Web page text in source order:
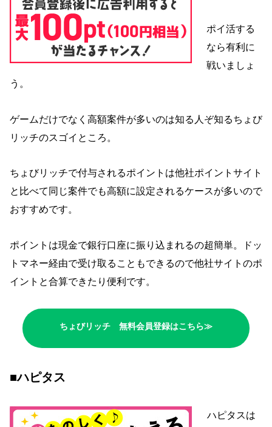
ポイ活する
なら有利に
戦いましょ
う。
ゲームだけでなく高額案件が多いのは知る人ぞ知るちょび
リッチのスゴイところ。
ちょびリッチで付与されるポイントは他社ポイントサイト
と比べて同じ案件でも高額に設定されるケースが多いので
おすすめです。
ポイントは現金で銀行口座に振り込まれるの超簡単。ドッ
トマネー経由で受け取ることもできるので他社サイトのポ
イントと合算できたり便利です。
ちょびリッチ 無料会員登録はこちら≫
■ハピタス
ハピタスは